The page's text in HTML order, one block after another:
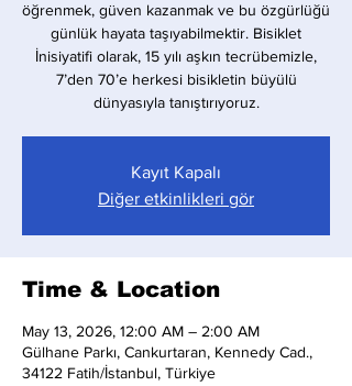
öğrenmek, güven kazanmak ve bu özgürlüğü
günlük hayata taşıyabilmektir. Bisiklet
İnisiyatifi olarak, 15 yılı aşkın tecrübemizle,
7’den 70’e herkesi bisikletin büyülü
dünyasıyla tanıştırıyoruz.
Kayıt Kapalı
Diğer etkinlikleri gör
Time & Location
May 13, 2026, 12:00 AM – 2:00 AM
Gülhane Parkı, Cankurtaran, Kennedy Cad.,
34122 Fatih/İstanbul, Türkiye